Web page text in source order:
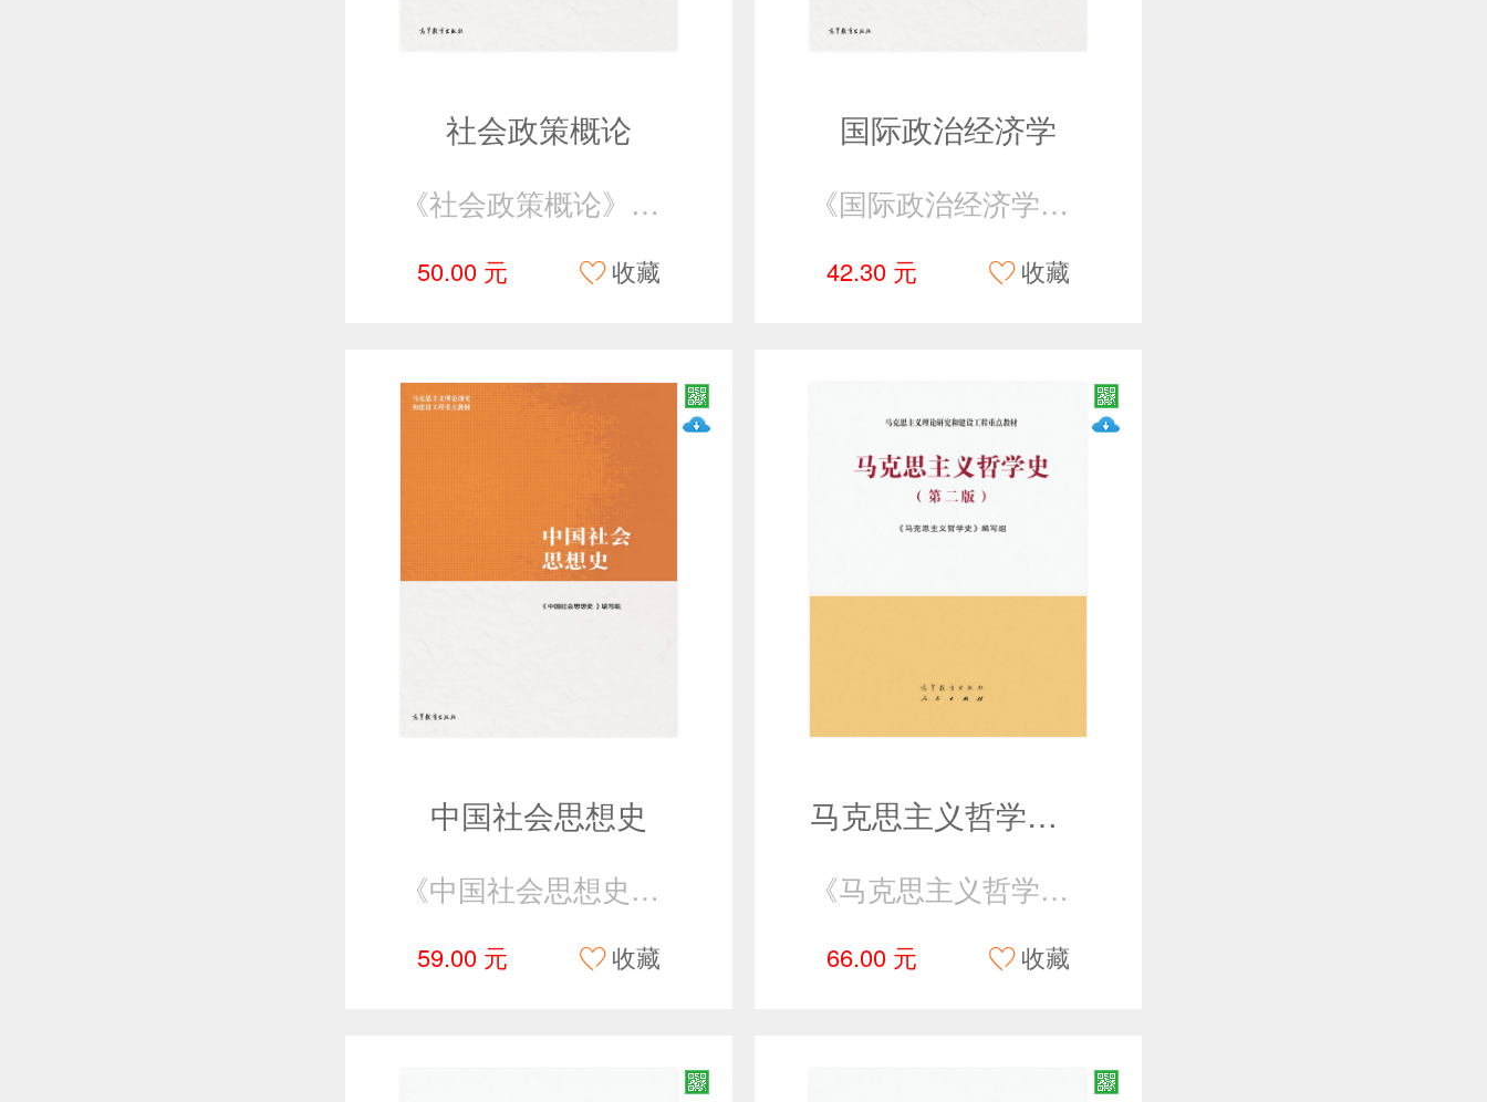
社会政策概论
《社会政策概论》编写组
50.00 元 收藏
国际政治经济学
《国际政治经济学》编写组
42.30 元 收藏
中国社会思想史
《中国社会思想史》编写组
59.00 元 收藏
马克思主义哲学史（第二版）
《马克思主义哲学史》编写组
66.00 元 收藏